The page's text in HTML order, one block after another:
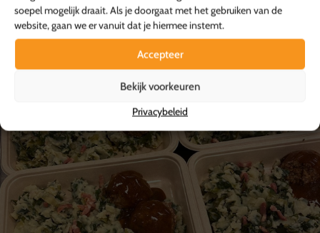
soepel mogelijk draait. Als je doorgaat met het gebruiken van de
website, gaan we er vanuit dat je hiermee instemt.
Accepteer
Bekijk voorkeuren
Privacybeleid
een maaltijd tussen.
Heb jij al een keuze gemaakt? Probeer het gewoon